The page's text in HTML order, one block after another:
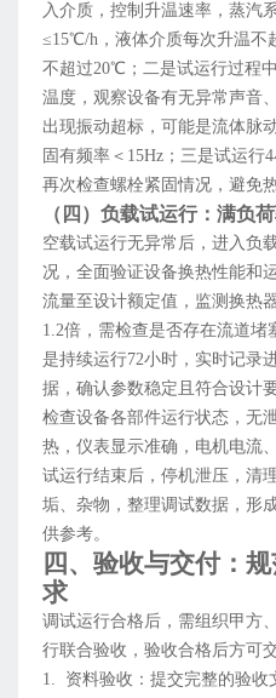
入介质，控制升温速率，蒸汽
≤15℃/h，液体介质每次升温不
不超过20℃；二是试运行过程
温度，观察设备有无异常声音
出现振动超标，可能是流体脉
固有频率＜15Hz；三是试运行
再次检查螺栓紧固情况，避免
（四）负载试运行：满负
空载试运行无异常后，进入负
况，全面验证设备换热性能和
流量至设计额定值，监测换热
1.2倍，需检查是否存在流道
是持续运行72小时，实时记录
据，确认参数稳定且符合设计
检查设备各部件运行状态，无
热，仪表显示准确，电机电流
试运行结束后，停机泄压，清
垢、杂物，整理调试数据，形
供参考。
四、验收与交付：
求
调试运行合格后，需组织甲方
行联合验收，验收合格后方可
1. 资料验收：提交完整的验收